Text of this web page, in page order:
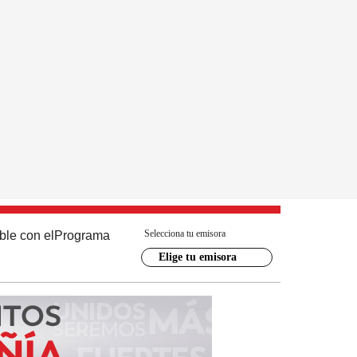
con el Programa Selecciona tu emisora
Elige tu emisora